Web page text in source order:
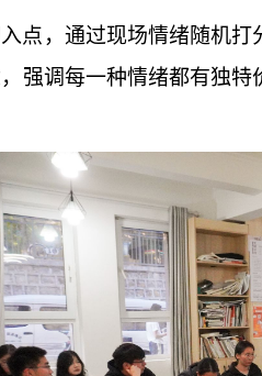
点，通过现场情绪随机
强调每一种情绪都有独